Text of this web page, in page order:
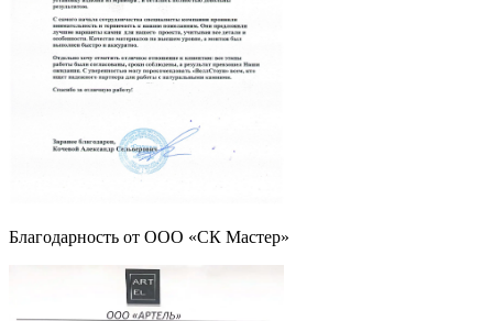
Благодарность от ООО «СК Мастер»